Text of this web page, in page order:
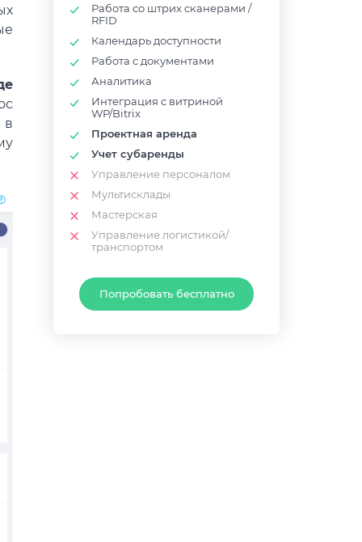
в
Работа со штрих сканерами /
RFID
Календарь доступности
Работа с документами
Аналитика
Интеграция с витриной
WP/Bitrix
Проектная аренда
Учет субаренды
Управление персоналом
Мультисклады
Мастерская
Управление логистикой/
транспортом
Попробовать бесплатно